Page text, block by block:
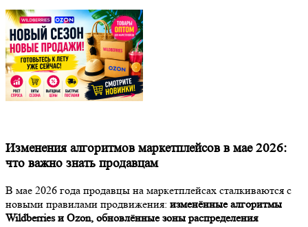
Изменения алгоритмов маркетплейсов в мае 2026:
что важно знать продавцам
В мае 2026 года продавцы на маркетплейсах сталкиваются с
новыми правилами продвижения: изменённые алгоритмы
Wildberries и Ozon, обновлённые зоны распределения